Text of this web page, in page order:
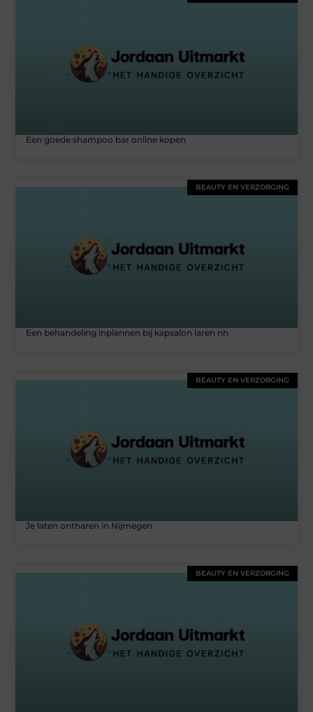
Een goede shampoo bar online kopen
BEAUTY EN VERZORGING
Een behandeling inplannen bij kapsalon laren nh
BEAUTY EN VERZORGING
Je laten ontharen in Nijmegen
BEAUTY EN VERZORGING